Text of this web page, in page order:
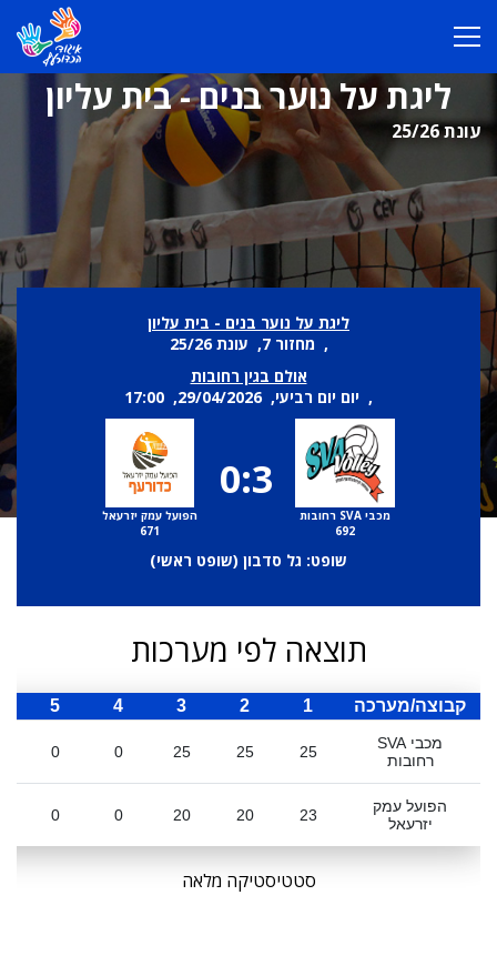
ליגת על נוער בנים - בית עליון
עונת 25/26
ליגת על נוער בנים - בית עליון
, מחזור 7, עונת 25/26
אולם בגין רחובות
, יום יום רביעי, 29/04/2026, 17:00
מכבי SVA רחובות
692
0:3
הפועל עמק יזרעאל
671
שופט: גל סדבון (שופט ראשי)
תוצאה לפי מערכות
קבוצה/מערכה 1
2
3
4
5
מכבי SVA
רחובות
25
25
25
0
0
הפועל עמק
יזרעאל
23
20
20
0
0
סטטיסטיקה מלאה